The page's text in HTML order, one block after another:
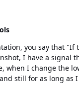
still for as long as